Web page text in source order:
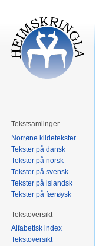
Tekstsamlinger
Norrøne kildetekster
Tekster på dansk
Tekster på norsk
Tekster på svensk
Tekster på islandsk
Tekster på færøysk
Tekstoversikt
Alfabetisk index
Tekstoversikt